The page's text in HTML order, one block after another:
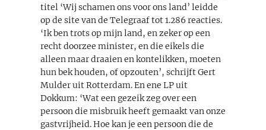
titel ‘Wij schamen ons voor ons land’ leidde
op de site van de Telegraaf tot 1.286 reacties.
‘Ik ben trots op mijn land, en zeker op een
recht doorzee minister, en die eikels die
alleen maar draaien en kontelikken, moeten
hun bek houden, of opzouten’, schrijft Gert
Mulder uit Rotterdam. En ene LP uit
Dokkum: ‘Wat een gezeik zeg over een
persoon die misbruik heeft gemaakt van onze
gastvrijheid. Hoe kan je een persoon die de